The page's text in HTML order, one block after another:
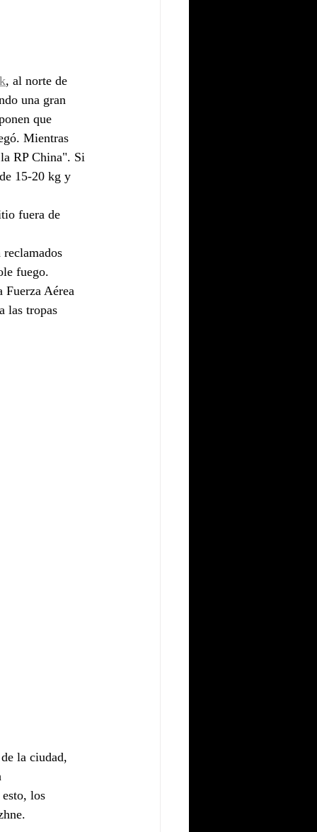
, al norte de
una gran
que
Mientras
RP China". Si
15-20 kg y
fuera de
fuego.
Aérea
las tropas
la ciudad,
los